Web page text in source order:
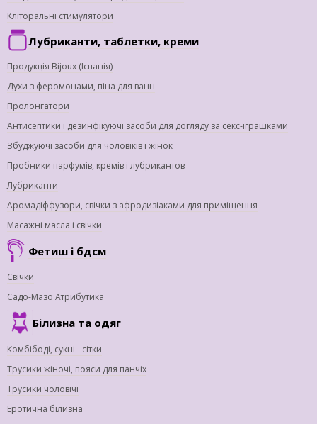
Кліторальні стимулятори
Лубриканти, таблетки, креми
Продукція Bijoux (Іспанія)
Духи з феромонами, піна для ванн
Пролонгатори
Антисептики і дезинфікуючі засоби для догляду за секс-іграшками
Збуджуючі засоби для чоловіків і жінок
Пробники парфумів, кремів і лубрикантов
Лубриканти
Аромадіффузори, свічки з афродизіаками для приміщення
Масажні масла і свічки
Фетиш і бдсм
Свічки
Садо-Мазо Атрибутика
Білизна та одяг
Комбібоді, сукні - сітки
Трусики жіночі, пояси для панчіх
Трусики чоловічі
Еротична білизна